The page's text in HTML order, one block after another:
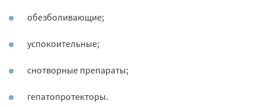
обезболивающие;
успокоительные;
снотворные препараты;
гепатопротекторы.